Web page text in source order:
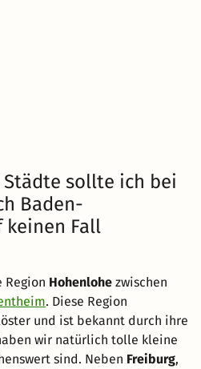
sollte ich bei
Baden-
keinen Fall
Region Hohenlohe zwischen
. Diese Region
und ist bekannt durch ihre
wir natürlich tolle kleine
sind. Neben Freiburg,